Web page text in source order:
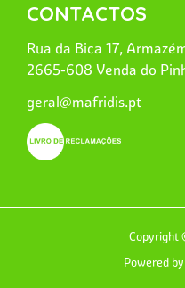
CONTACTOS
Rua da Bica 17,
2665-608 Venda do
geral@mafridis.pt
Copyright
Powered by